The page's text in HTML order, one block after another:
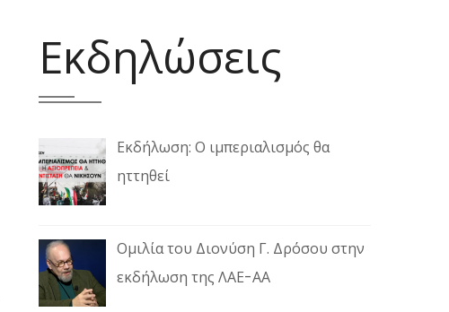
Εκδηλώσεις
Εκδήλωση: Ο ιμπεριαλισμός θα
ηττηθεί
Ομιλία του Διονύση Γ. Δρόσου στην
εκδήλωση της ΛΑΕ-ΑΑ